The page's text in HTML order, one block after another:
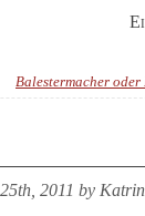
Balestermacher oder
2011 by